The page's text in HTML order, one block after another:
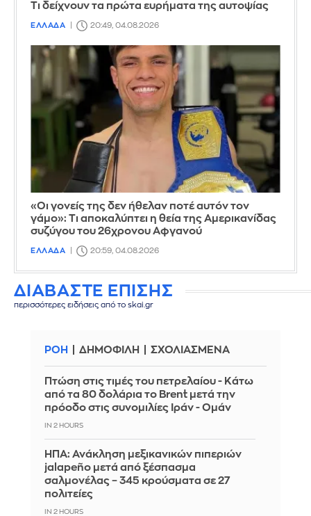
Τι δείχνουν τα πρώτα ευρήματα της αυτοψίας
ΕΛΛΑΔΑ 20:49, 04.08.2026
«Οι γονείς της δεν ήθελαν ποτέ αυτόν τον
γάμο»: Τι αποκαλύπτει η θεία της Αμερικανίδας
συζύγου του 26χρονου Αφγανού
ΕΛΛΑΔΑ 20:59, 04.08.2026
ΔΙΑΒΑΣΤΕ ΕΠΙΣΗΣ
περισσότερες ειδήσεις από το skai.gr
ΡΟΗ ΔΗΜΟΦΙΛΗ ΣΧΟΛΙΑΣΜΕΝΑ
Πτώση στις τιμές του πετρελαίου - Κάτω
από τα 80 δολάρια το Brent μετά την
πρόοδο στις συνομιλίες Ιράν - Ομάν
IN 2 HOURS
ΗΠΑ: Ανάκληση μεξικανικών πιπεριών
jalapeño μετά από ξέσπασμα
σαλμονέλας – 345 κρούσματα σε 27
πολιτείες
IN 2 HOURS